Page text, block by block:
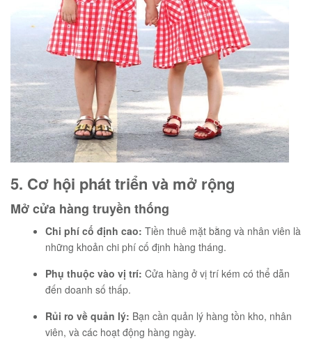
5. Cơ hội phát triển và mở rộng
Mở cửa hàng truyền thống
Chi phí cố định cao: Tiền thuê mặt bằng và nhân viên là
những khoản chi phí cố định hàng tháng.
Phụ thuộc vào vị trí: Cửa hàng ở vị trí kém có thể dẫn
đến doanh số thấp.
Rủi ro về quản lý: Bạn cần quản lý hàng tồn kho, nhân
viên, và các hoạt động hàng ngày.